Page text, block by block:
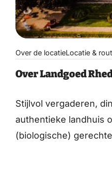
Over de locatieLocatie &
Over Landgoed
Stijlvol vergaderen,
authentieke landhuis
(biologische)